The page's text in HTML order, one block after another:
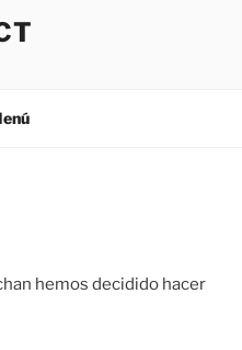
hemos decidido hacer